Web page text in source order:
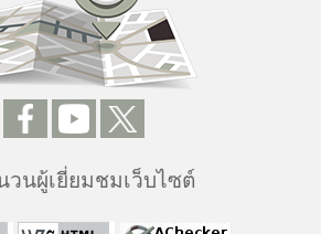
วนผู้เยี่ยมชมเว็บไซต์